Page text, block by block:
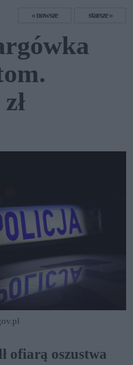
nowsze starsze
ofiarą oszustwa